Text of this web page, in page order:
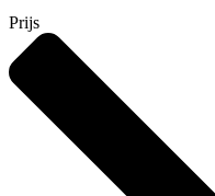
Prijs